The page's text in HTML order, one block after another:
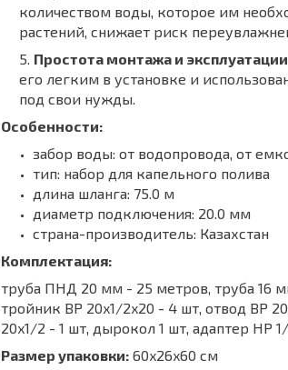
количеством воды, которое им
растений, снижает риск
Простота монтажа и
его легким в установке и
под свои нужды.
Особенности:
забор воды: от водопровода, от
тип: набор для капельного полива
длина шланга: 75.0 м
диаметр подключения: 20.0 мм
страна-производитель: Казахстан
Комплектация:
труба ПНД 20 мм - 25 метров, труба 16
тройник ВР 20x1/2x20 - 4 шт, отвод ВР
20x1/2 - 1 шт, дырокол 1 шт, адаптер НР
Размер упаковки: 60x26x60 см